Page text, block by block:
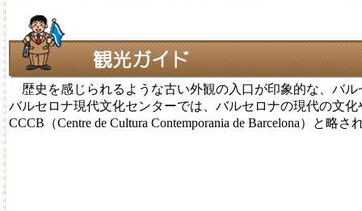
歴史を感じられるような古い外観の入口が印象的な、バル
バルセロナ現代文化センターでは、バルセロナの現代の文
CCCB（Centre de Cultura Contemporania de Barcelona）と略